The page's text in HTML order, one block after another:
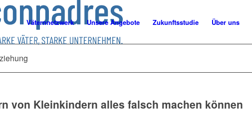
Väternnetzwerk Unsere Angebote Zukunftsstudie Über uns
von Kleinkindern alles falsch machen können